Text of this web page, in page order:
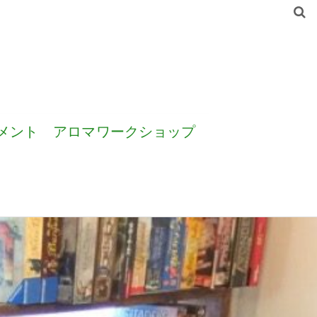
ント アロマワークショップ